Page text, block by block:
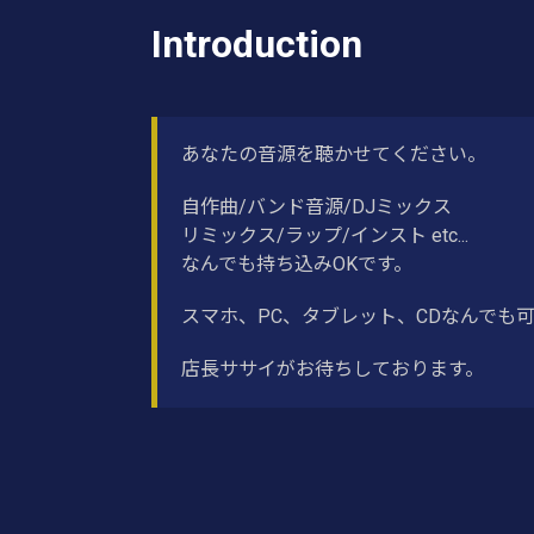
Introduction
あなたの音源を聴かせてください。
自作曲/バンド音源/DJミックス
リミックス/ラップ/インスト etc...
なんでも持ち込みOKです。
スマホ、PC、タブレット、CDなんでも
店長ササイがお待ちしております。